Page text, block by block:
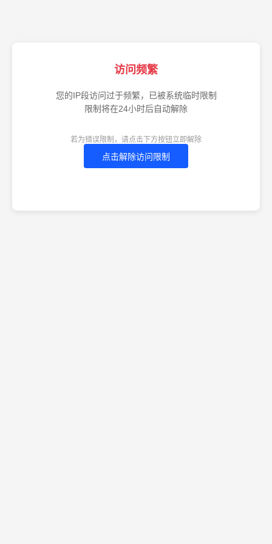
访问频繁
您的IP段访问过于频繁，已被系统临时限制
限制将在24小时后自动解除
若为错误限制，请点击下方按钮立即解除
点击解除访问限制